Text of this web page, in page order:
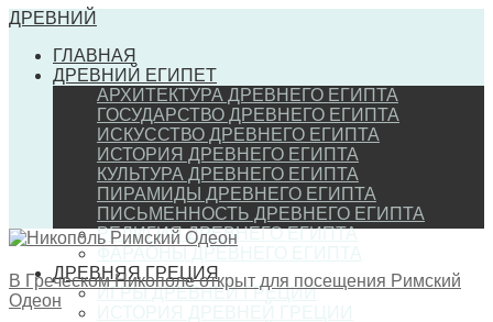
ДРЕВНИЙ
ГЛАВНАЯ
ДРЕВНИЙ ЕГИПЕТ
АРХИТЕКТУРА ДРЕВНЕГО ЕГИПТА
ГОСУДАРСТВО ДРЕВНЕГО ЕГИПТА
ИСКУССТВО ДРЕВНЕГО ЕГИПТА
ИСТОРИЯ ДРЕВНЕГО ЕГИПТА
КУЛЬТУРА ДРЕВНЕГО ЕГИПТА
ПИРАМИДЫ ДРЕВНЕГО ЕГИПТА
ПИСЬМЕННОСТЬ ДРЕВНЕГО ЕГИПТА
РЕЛИГИЯ ДРЕВНЕГО ЕГИПТА
ФАРАОНЫ ДРЕВНЕГО ЕГИПТА
ДРЕВНЯЯ ГРЕЦИЯ
ИГРЫ ДРЕВНЕЙ ГРЕЦИИ
В Греческом Никополе открыт для посещения Римский
Одеон